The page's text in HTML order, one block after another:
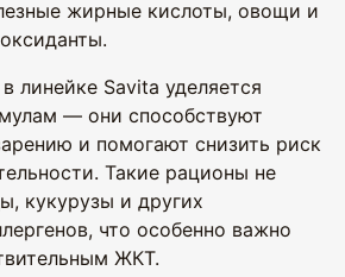
жирные кислоты, овощи и
линейке Savita уделяется
— они способствуют
и помогают снизить риск
Такие рационы не
кукурузы и других
что особенно важно
ЖКТ.